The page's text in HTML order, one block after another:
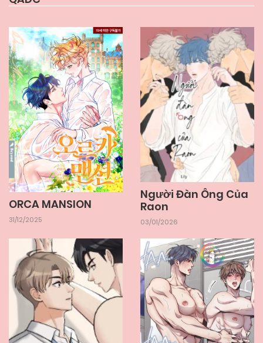
ORCA MANSION
31/12/2025
Người Đàn Ông Của
Raon
03/01/2026